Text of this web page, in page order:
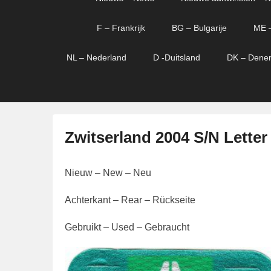
F – Frankrijk BG – Bulgarije ME
NL – Nederland D -Duitsland DK –
Zwitserland 2004 S/N Letter
e
l
a
s
Nieuw – New – Neu
Achterkant – Rear – Rückseite
Gebruikt – Used – Gebraucht